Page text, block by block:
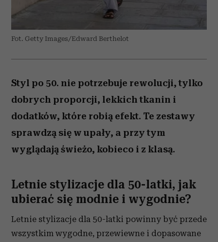
Fot. Getty Images/Edward Berthelot
Styl po 50. nie potrzebuje rewolucji, tylko
dobrych proporcji, lekkich tkanin i
dodatków, które robią efekt. Te zestawy
sprawdzą się w upały, a przy tym
wyglądają świeżo, kobieco i z klasą.
Letnie stylizacje dla 50-latki, jak
ubierać się modnie i wygodnie?
Letnie stylizacje dla 50-latki powinny być przede
wszystkim wygodne, przewiewne i dopasowane